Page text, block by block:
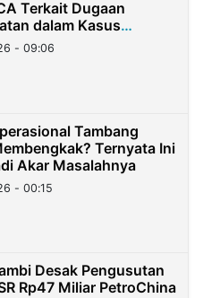
Terkait Dugaan
dalam Kasus
Dana Nasabah Rp2,58
- 09:06
Tambang
Ternyata Ini
Akar Masalahnya
- 00:15
Desak Pengusutan
Rp47 Miliar PetroChina